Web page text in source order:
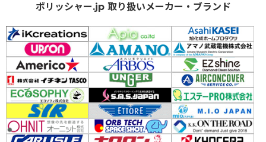
ポリッシャー.jp 取り扱いメーカー・ブランド